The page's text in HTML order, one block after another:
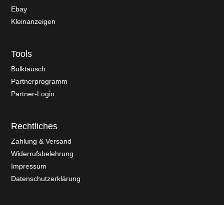
Ebay
Kleinanzeigen
Tools
Bulktausch
Partnerprogramm
Partner-Login
Rechtliches
Zahlung & Versand
Widerrufsbelehrung
Impressum
Datenschutzerklärung